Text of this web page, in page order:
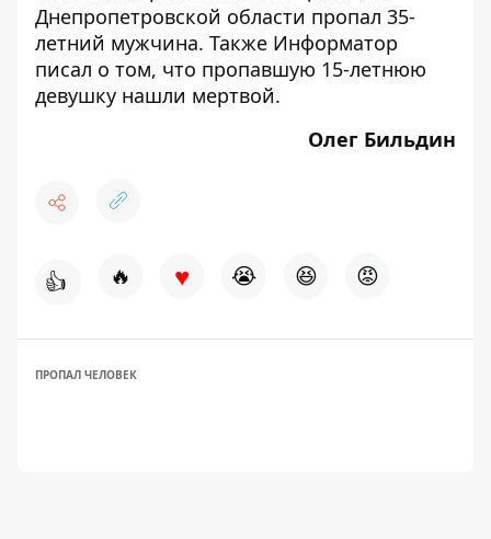
Днепропетровской области пропал 35-
летний мужчина. Также Информатор
писал о том, что пропавшую 15-летнюю
девушку нашли мертвой.
Олег Бильдин
👍 🔥 ♥ 😭 😆 😡
ПРОПАЛ ЧЕЛОВЕК